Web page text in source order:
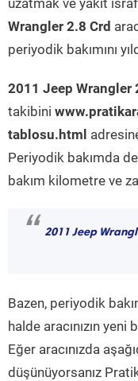
uzatmak ve yakıt
Wrangler 2.8 Crd
periyodik bakımını
2011 Jeep Wrangler
takibini
tablosu.html
Periyodik bakımda
bakım kilometre ve
“ 2011 Jeep
Bazen, periyodik
halde aracınızın
Eğer aracınızda
düşünüyorsanız